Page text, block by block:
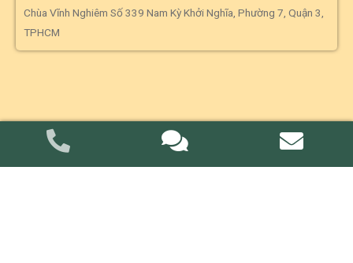
Chùa Vĩnh Nghiêm Số 339 Nam Kỳ Khởi Nghĩa, Phường 7, Quận 3,
TPHCM